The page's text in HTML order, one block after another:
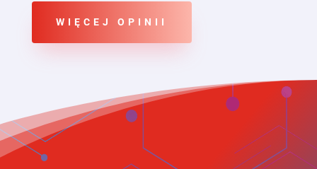
WIĘCEJ OPINII